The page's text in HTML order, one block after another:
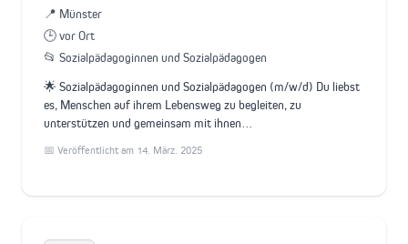
📍 Münster
🕒 vor Ort
📂 Sozialpädagoginnen und Sozialpädagogen
🌟 Sozialpädagoginnen und Sozialpädagogen (m/w/d) Du liebst
es, Menschen auf ihrem Lebensweg zu begleiten, zu
unterstützen und gemeinsam mit ihnen…
📅 Veröffentlicht am 14. März. 2025